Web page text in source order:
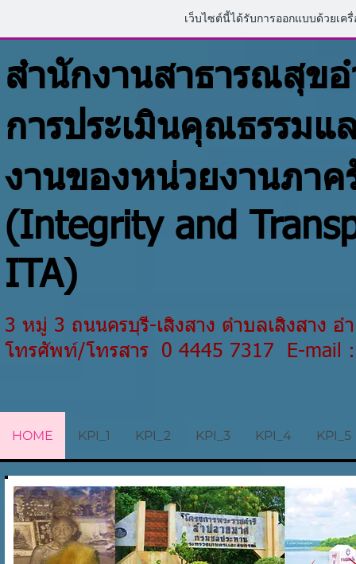
เว็บไซต์นี้ได้รับการออกแบบด้วยเค
สำนักงานสาธารณสุขอ
การประเมินคุณธรรมแ
งานของหน่วยงานภาค
(Integrity and
ITA)
3 หมู่ 3 ถนนครบุรี-เสิงสาง ตำบลเสิงสาง อ
โทรศัพท์/โทรสาร 0 4445 7317 E-mail
HOME KPI_1 KPI_2 KPI_3 KPI_4 KPI_5